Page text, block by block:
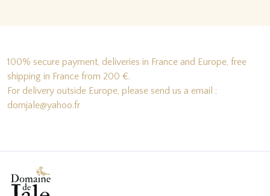
100% secure payment, deliveries in France and Europe, free
shipping in France from 200 €.
For delivery outside Europe, please send us a email :
domjale@yahoo.fr